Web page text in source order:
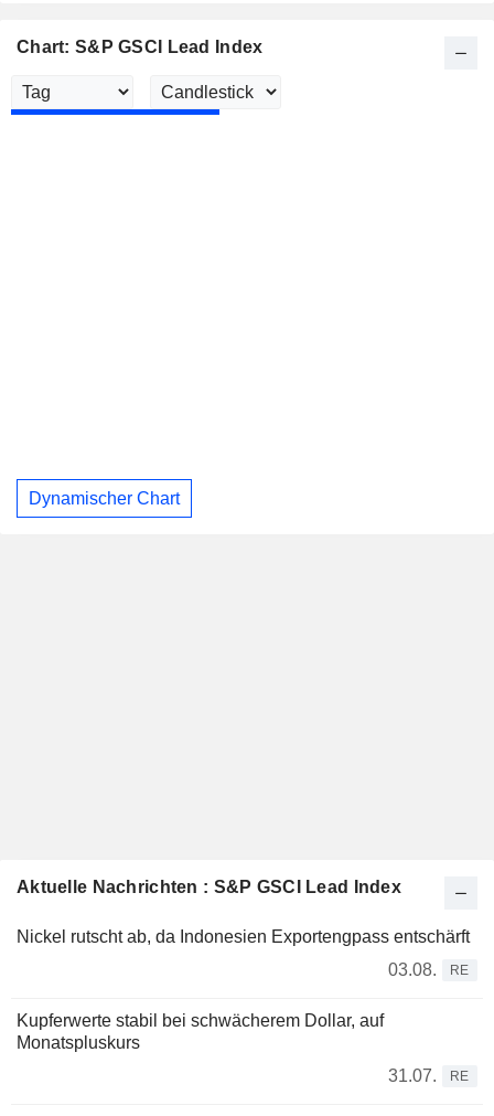
Chart: S&P GSCI Lead Index
Dynamischer Chart
Aktuelle Nachrichten : S&P GSCI Lead Index
Nickel rutscht ab, da Indonesien Exportengpass entschärft
03.08.
RE
Kupferwerte stabil bei schwächerem Dollar, auf
Monatspluskurs
31.07.
RE